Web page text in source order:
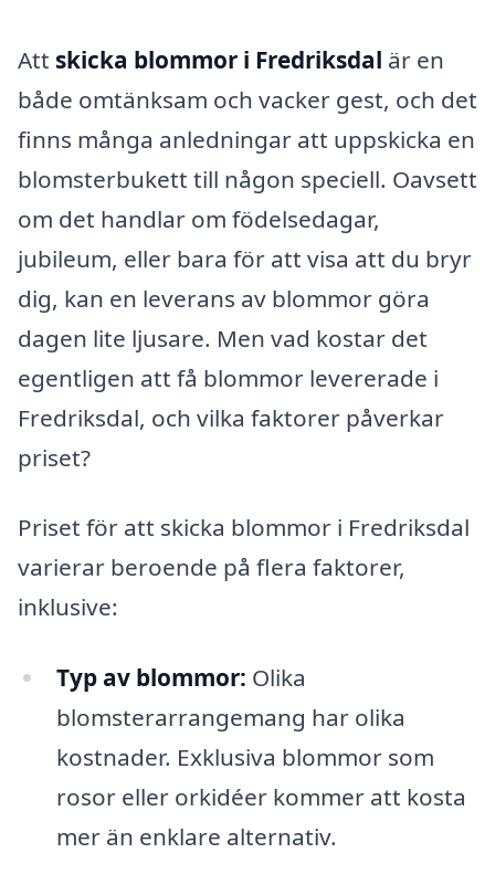
Att skicka blommor i Fredriksdal är en
både omtänksam och vacker gest, och det
finns många anledningar att uppskicka en
blomsterbukett till någon speciell. Oavsett
om det handlar om födelsedagar,
jubileum, eller bara för att visa att du bryr
dig, kan en leverans av blommor göra
dagen lite ljusare. Men vad kostar det
egentligen att få blommor levererade i
Fredriksdal, och vilka faktorer påverkar
priset?
Priset för att skicka blommor i Fredriksdal
varierar beroende på flera faktorer,
inklusive:
Typ av blommor: Olika
blomsterarrangemang har olika
kostnader. Exklusiva blommor som
rosor eller orkidéer kommer att kosta
mer än enklare alternativ.